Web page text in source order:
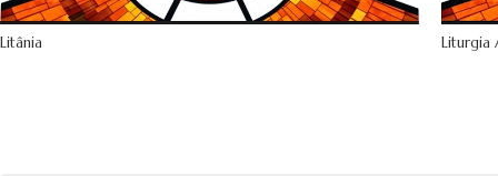
Litânia Liturgia